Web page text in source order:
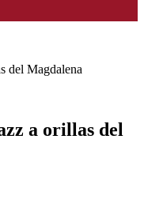
del Magdalena
a orillas del